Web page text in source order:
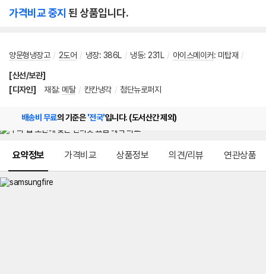
가격비교 중지 된 상품입니다.
양문형냉장고 / 2도어 / 냉장: 386L / 냉동: 231L / 아이스메이커: 미탑재 /
[신선/보관]
[디자인]
재질: 메탈 / 칸칸냉각 / 첨단뉴로퍼지
배송비 무료의 기준은'전국'입니다. (도서산간 제외)
요약정보 가격비교 상품정보 의견/리뷰 연관상품